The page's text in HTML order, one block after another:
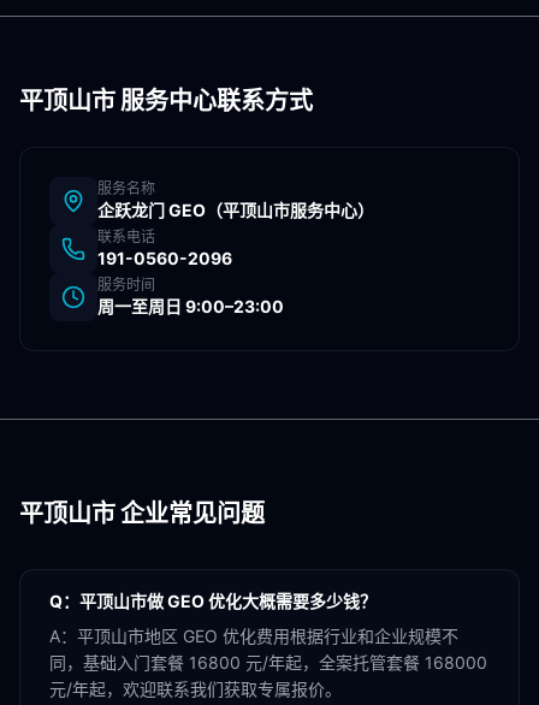
平顶山市服务中心联系方式
服务名称
企跃龙门 GEO（平顶山市服务中心）
联系电话
191-0560-2096
服务时间
周一至周日 9:00–23:00
平顶山市企业常见问题
Q： 平顶山市做 GEO 优化大概需要多少钱？
A： 平顶山市地区 GEO 优化费用根据行业和企业规模不
同，基础入门套餐 16800 元/年起，全案托管套餐 168000
元/年起，欢迎联系我们获取专属报价。